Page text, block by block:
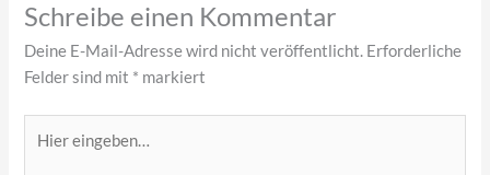
Schreibe einen Kommentar
Deine E-Mail-Adresse wird nicht veröffentlicht. Erforderliche
Felder sind mit * markiert
eingeben…